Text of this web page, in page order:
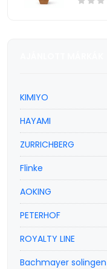
KIMIYO
HAYAMI
ZURRICHBERG
Flinke
AOKING
PETERHOF
ROYALTY LINE
Bachmayer solingen